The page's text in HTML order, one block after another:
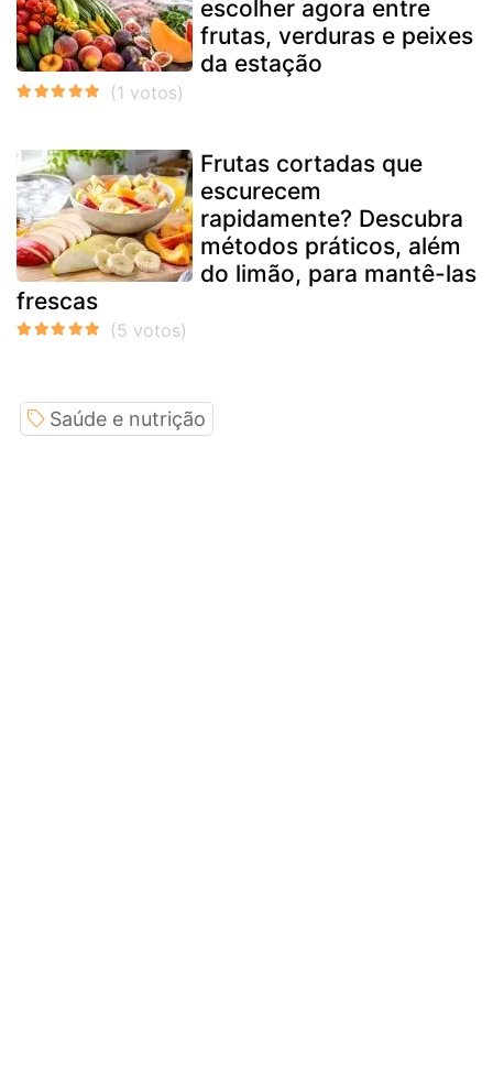
escolher agora entre
frutas, verduras e peixes
da estação
Frutas cortadas que
escurecem
rapidamente? Descubra
métodos práticos, além
do limão, para mantê-las
frescas
Saúde e nutrição